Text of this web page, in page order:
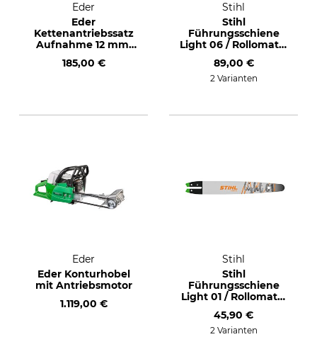
Eder
Eder
Kettenantriebssatz
Aufnahme 12 mm,
185,00 €
Stihl
Stihl
Führungsschiene
Light 06 / Rollomatic
cm
89,00 €
2 Varianten
Eder
Eder Konturhobel
mit Antriebsmotor
1.119,00 €
Stihl
Stihl
Führungsschiene
Light 01 / Rollomatic
30 cm
45,90 €
2 Varianten